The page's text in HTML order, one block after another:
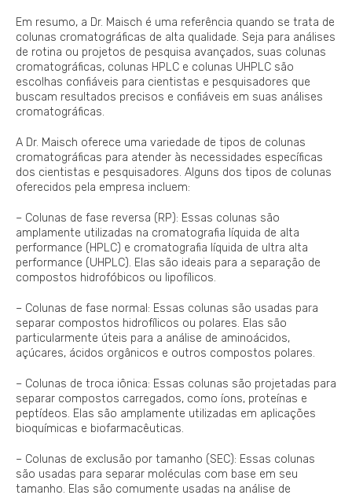
Em resumo, a Dr. Maisch é uma referência quando se trata de
colunas cromatográficas de alta qualidade. Seja para análises
de rotina ou projetos de pesquisa avançados, suas colunas
cromatográficas, colunas HPLC e colunas UHPLC são
escolhas confiáveis para cientistas e pesquisadores que
buscam resultados precisos e confiáveis em suas análises
cromatográficas.
A Dr. Maisch oferece uma variedade de tipos de colunas
cromatográficas para atender às necessidades específicas
dos cientistas e pesquisadores. Alguns dos tipos de colunas
oferecidos pela empresa incluem:
– Colunas de fase reversa (RP): Essas colunas são
amplamente utilizadas na cromatografia líquida de alta
performance (HPLC) e cromatografia líquida de ultra alta
performance (UHPLC). Elas são ideais para a separação de
compostos hidrofóbicos ou lipofílicos.
– Colunas de fase normal: Essas colunas são usadas para
separar compostos hidrofílicos ou polares. Elas são
particularmente úteis para a análise de aminoácidos,
açúcares, ácidos orgânicos e outros compostos polares.
– Colunas de troca iônica: Essas colunas são projetadas para
separar compostos carregados, como íons, proteínas e
peptídeos. Elas são amplamente utilizadas em aplicações
bioquímicas e biofarmacêuticas.
– Colunas de exclusão por tamanho (SEC): Essas colunas
são usadas para separar moléculas com base em seu
tamanho. Elas são comumente usadas na análise de